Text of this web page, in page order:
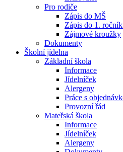
Pro rodiče
Zápis do MŠ
Zápis do 1.
Zájmové kroužky
Dokumenty
Školní jídelna
Základní škola
Informace
Jídelníček
Alergeny
Práce s
Provozní řád
Mateřská škola
Informace
Jídelníček
Alergeny